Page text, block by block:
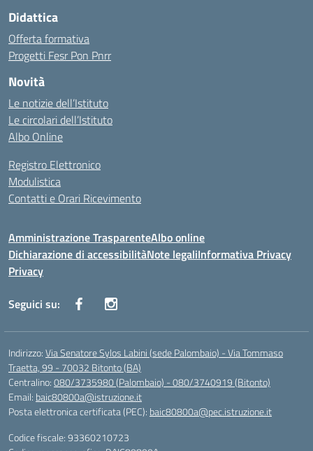
Didattica
Offerta formativa
Progetti Fesr Pon Pnrr
Novità
Le notizie dell’Istituto
Le circolari dell’Istituto
Albo Online
Registro Elettronico
Modulistica
Contatti e Orari Ricevimento
Amministrazione TrasparenteAlbo online
Dichiarazione di accessibilitàNote legaliInformativa Privacy
Privacy
Seguici su:
Indirizzo:Via Senatore Sylos Labini (sede Palombaio) - Via Tommaso
Traetta, 99 - 70032 Bitonto (BA)
Centralino:080/3735980 (Palombaio) - 080/3740919 (Bitonto)
Email: baic80800a@istruzione.it
Posta elettronica certificata (PEC): baic80800a@pec.istruzione.it
Codice fiscale: 93360210723